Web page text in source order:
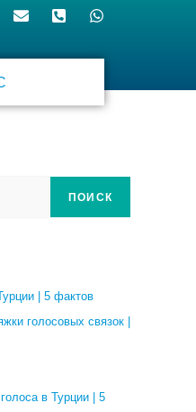
ПОИСК
| 5 фактов
голосовых связок |
в Турции | 5